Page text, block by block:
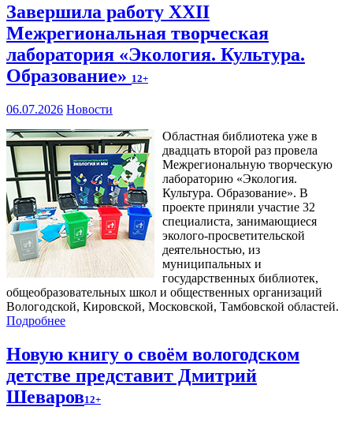
Завершила работу XXII
Межрегиональная творческая
лаборатория «Экология. Культура.
Образование» 12+
06.07.2026 Новости
Областная библиотека уже в
двадцать второй раз провела
Межрегиональную творческую
лабораторию «Экология.
Культура. Образование». В
проекте приняли участие 32
специалиста, занимающиеся
эколого-просветительской
деятельностью, из
муниципальных и
государственных библиотек,
общеобразовательных школ и общественных организаций
Вологодской, Кировской, Московской, Тамбовской областей.
Подробнее
Новую книгу о своём вологодском
детстве представит Дмитрий
Шеваров12+